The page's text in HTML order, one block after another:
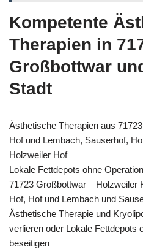
Kompetente
Therapien in
Großbottwar
Stadt
Ästhetische Therapien aus
Hof und Lembach, Sauserhof,
Holzweiler Hof
Lokale Fettdepots ohne
71723 Großbottwar – Holzweiler
Hof, Hof und Lembach und
Ästhetische Therapie und
verlieren oder Lokale Fettdepots
beseitigen